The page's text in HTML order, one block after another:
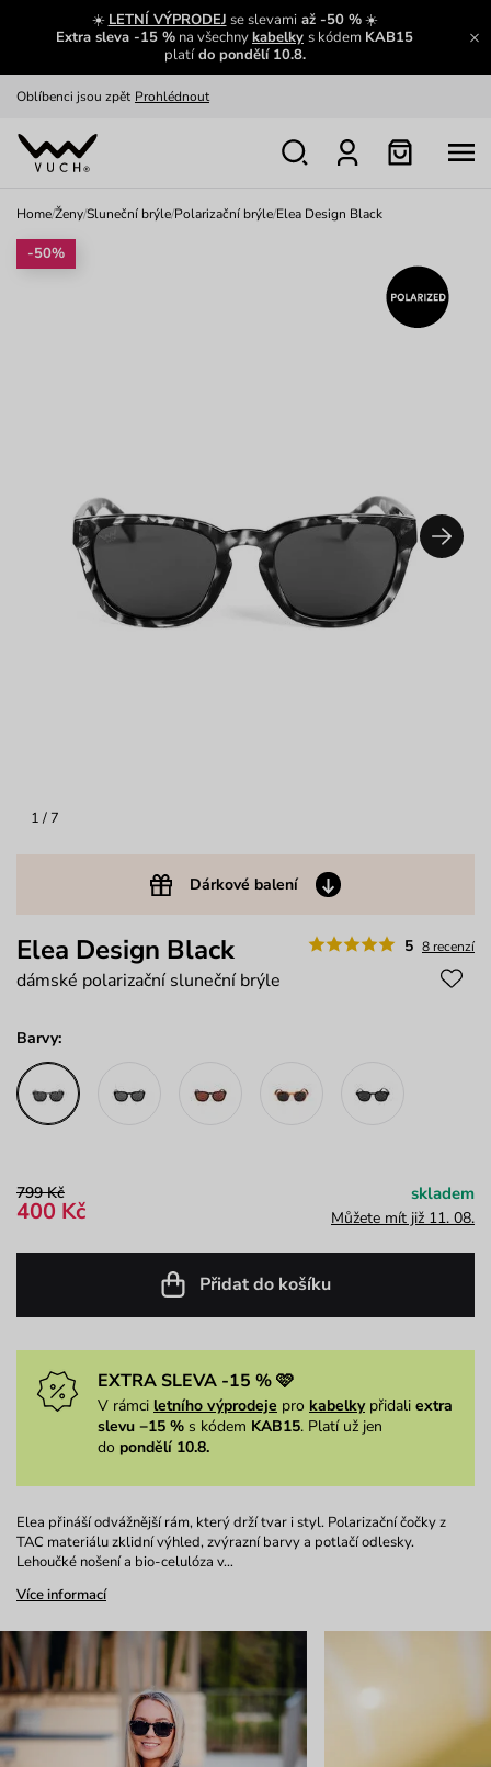
☀️ LETNÍ VÝPRODEJ se slevamiaž -50 %☀️
Extra sleva -15 % na všechnykabelky s kódem KAB15
platído pondělí 10.8.
Zajímavosti ze světa Vuch:
Zobrazit
Oblíbenci jsou zpět Prohlédnout
Nech se inspirovat
Home/Ženy/Sluneční brýle/Polarizační brýle/Elea Design Black
1 / 7
Dárkové balení
-50%
5 8 recenzí
Elea Design Black
dámské polarizační sluneční brýle
Barvy:
799 Kč
400 Kč
skladem
Můžete mít již 11. 08.
Přidat do košíku
EXTRA SLEVA -15 % 🩷
V rámci letního výprodeje pro kabelkypřidali extra
slevu −15 % s kódem KAB15. Platí už jen
do pondělí 10.8.
Elea přináší odvážnější rám, který drží tvar i styl. Polarizační čočky z
TAC materiálu zklidní výhled, zvýrazní barvy a potlačí odlesky.
Lehoučké nošení a bio-celulóza v…
Více informací